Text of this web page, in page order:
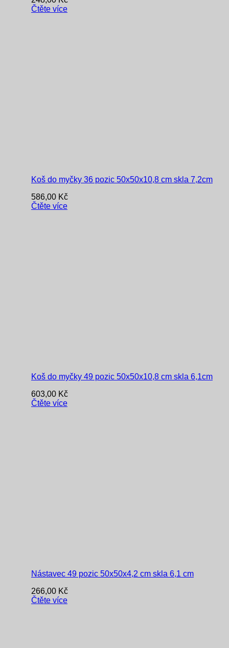
Čtěte více
Koš do myčky 36 pozic 50x50x10,8 cm skla 7,2cm
586,00 Kč
Čtěte více
Koš do myčky 49 pozic 50x50x10,8 cm skla 6,1cm
603,00 Kč
Čtěte více
Nástavec 49 pozic 50x50x4,2 cm skla 6,1 cm
266,00 Kč
Čtěte více